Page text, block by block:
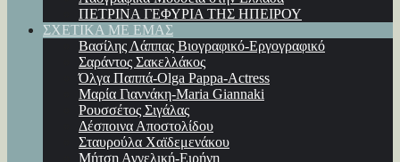
ΠΕΤΡΙΝΑ ΓΕΦΥΡΙΑ ΤΗΣ ΗΠΕΙΡΟΥ
ΣΧΕΤΙΚΑ ΜΕ ΕΜΑΣ
Βασίλης Λάππας Βιογραφικό-Εργογραφικό
Σαράντος Σακελλάκος
Όλγα Παππά-Olga Pappa-Αctress
Μαρία Γιαννάκη-Maria Giannaki
Ρουσσέτος Σιγάλας
Δέσποινα Αποστολίδου
Σταυρούλα Χαϊδεμενάκου
Μήτση Αγγελική-Ειρήνη